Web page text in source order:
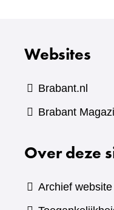
Websites
Brabant.nl
Brabant
Over deze
Archief website